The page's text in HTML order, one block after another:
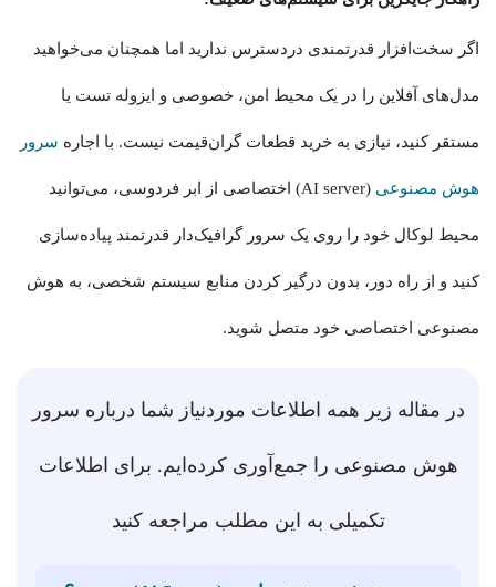
اگر سخت‌افزار قدرتمندی دردسترس ندارید اما همچنان می‌خواهید
مدل‌های آفلاین را در یک محیط امن، خصوصی و ایزوله تست یا
مستقر کنید، نیازی به خرید قطعات گران‌قیمت نیست. با اجاره سرور
هوش مصنوعی (AI server) اختصاصی از ابر فردوسی، می‌توانید
محیط لوکال خود را روی یک سرور گرافیک‌دار قدرتمند پیاده‌سازی
کنید و از راه دور، بدون درگیر کردن منابع سیستم شخصی، به هوش
مصنوعی اختصاصی خود متصل شوید.
در مقاله زیر همه اطلاعات موردنیاز شما درباره سرور
هوش مصنوعی را جمع‌آوری کرده‌ایم. برای اطلاعات
تکمیلی به این مطلب مراجعه کنید